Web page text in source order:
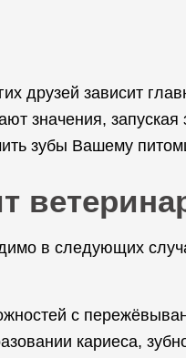
друзей зависит
значения,
зубы Вашему
в следующих
с
кариеса,